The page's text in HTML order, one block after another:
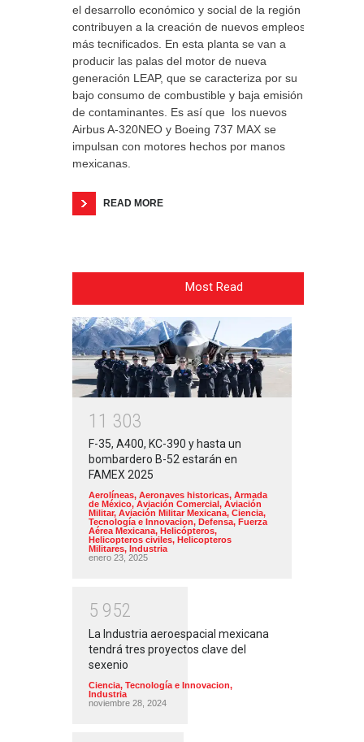
el desarrollo económico y social de la región y
contribuyen a la creación de nuevos empleos
más tecnificados. En esta planta se van a
producir las palas del motor de nueva
generación LEAP, que se caracteriza por su
bajo consumo de combustible y baja emisión
de contaminantes. Es así que los nuevos
Airbus A-320NEO y Boeing 737 MAX se
impulsan con motores hechos por manos
mexicanas.
READ MORE
Most Read
1 1 303
F-35, A400, KC-390 y hasta un
bombardero B-52 estarán en
FAMEX 2025
Aerolíneas, Aeronaves historicas, Armada
de México, Aviación Comercial, Aviación
Militar, Aviación Militar Mexicana, Ciencia,
Tecnología e Innovacion, Defensa, Fuerza
Aérea Mexicana, Helicópteros,
Helicopteros civiles, Helicopteros
Militares, Industria
enero 23, 2025
5 952
La Industria aeroespacial mexicana
tendrá tres proyectos clave del
sexenio
Ciencia, Tecnología e Innovacion,
Industria
noviembre 28, 2024